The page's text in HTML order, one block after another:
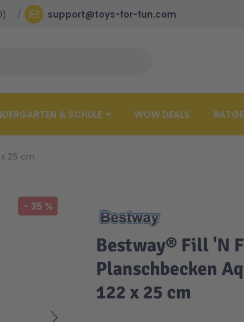
support@toys-for-fun.com
& SCHULE WOW DEALS
25 cm
- 35 %
Bestway® Fill 'N
Planschbecken
122 x 25 cm